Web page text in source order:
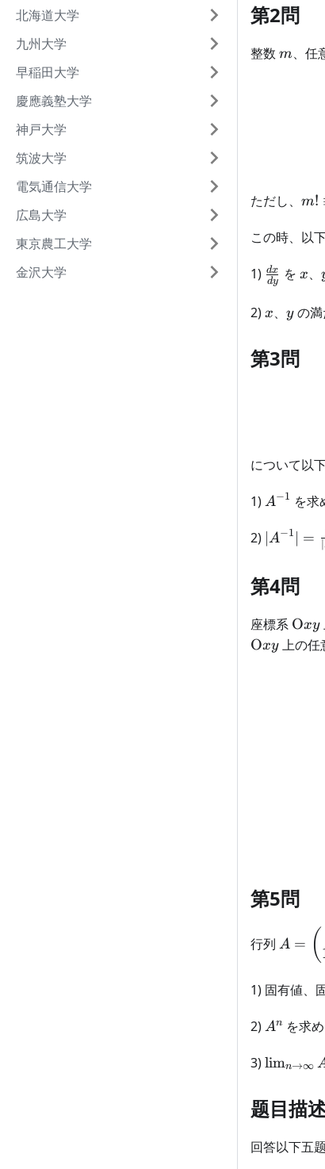
北海道大学
九州大学
早稲田大学
慶應義塾大学
神戸大学
筑波大学
電気通信大学
広島大学
東京農工大学
金沢大学
第2問
整数 m
m、任
ただし、 m!
m
m!
この時、以
1)
{dy}
dy
dx を x
x、
2) x
x、 y
yの満
第3問
について以
1) A^{-1}
A−1 を求
2) |A^{-
{|A|}
∣ A−1 ∣ = ∣
第4問
座標系 Oxy
Oxy上の任
第5問
行列
a & 1-
A = (
1) 固有値、
2) A^n
An を求
3)\lim_{n
\infty}
A^n
limn→∞
题目描
回答以下五题